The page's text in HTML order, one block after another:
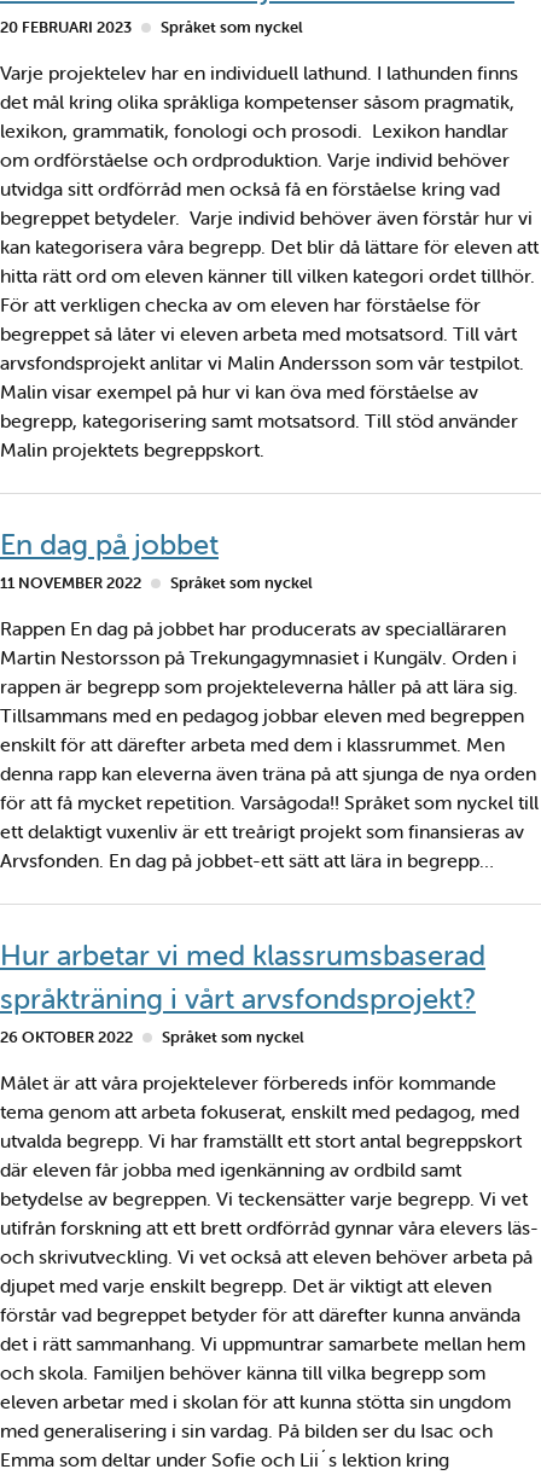
20 FEBRUARI 2023 Språket som nyckel
Varje projektelev har en individuell lathund. I lathunden finns
det mål kring olika språkliga kompetenser såsom pragmatik,
lexikon, grammatik, fonologi och prosodi. Lexikon handlar
om ordförståelse och ordproduktion. Varje individ behöver
utvidga sitt ordförråd men också få en förståelse kring vad
begreppet betydeler. Varje individ behöver även förstår hur vi
kan kategorisera våra begrepp. Det blir då lättare för eleven att
hitta rätt ord om eleven känner till vilken kategori ordet tillhör.
För att verkligen checka av om eleven har förståelse för
begreppet så låter vi eleven arbeta med motsatsord. Till vårt
arvsfondsprojekt anlitar vi Malin Andersson som vår testpilot.
Malin visar exempel på hur vi kan öva med förståelse av
begrepp, kategorisering samt motsatsord. Till stöd använder
Malin projektets begreppskort.
En dag på jobbet
11 NOVEMBER 2022 Språket som nyckel
Rappen En dag på jobbet har producerats av specialläraren
Martin Nestorsson på Trekungagymnasiet i Kungälv. Orden i
rappen är begrepp som projekteleverna håller på att lära sig.
Tillsammans med en pedagog jobbar eleven med begreppen
enskilt för att därefter arbeta med dem i klassrummet. Men
denna rapp kan eleverna även träna på att sjunga de nya orden
för att få mycket repetition. Varsågoda!! Språket som nyckel till
ett delaktigt vuxenliv är ett treårigt projekt som finansieras av
Arvsfonden. En dag på jobbet-ett sätt att lära in begrepp…
Hur arbetar vi med klassrumsbaserad
språkträning i vårt arvsfondsprojekt?
26 OKTOBER 2022 Språket som nyckel
Målet är att våra projektelever förbereds inför kommande
tema genom att arbeta fokuserat, enskilt med pedagog, med
utvalda begrepp. Vi har framställt ett stort antal begreppskort
där eleven får jobba med igenkänning av ordbild samt
betydelse av begreppen. Vi teckensätter varje begrepp. Vi vet
utifrån forskning att ett brett ordförråd gynnar våra elevers läs-
och skrivutveckling. Vi vet också att eleven behöver arbeta på
djupet med varje enskilt begrepp. Det är viktigt att eleven
förstår vad begreppet betyder för att därefter kunna använda
det i rätt sammanhang. Vi uppmuntrar samarbete mellan hem
och skola. Familjen behöver känna till vilka begrepp som
eleven arbetar med i skolan för att kunna stötta sin ungdom
med generalisering i sin vardag. På bilden ser du Isac och
Emma som deltar under Sofie och Lii´s lektion kring